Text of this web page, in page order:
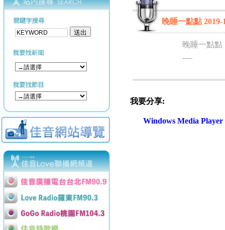
晚睡一點點 2019-
晚睡一點點
----
我要分享:
Windows Media